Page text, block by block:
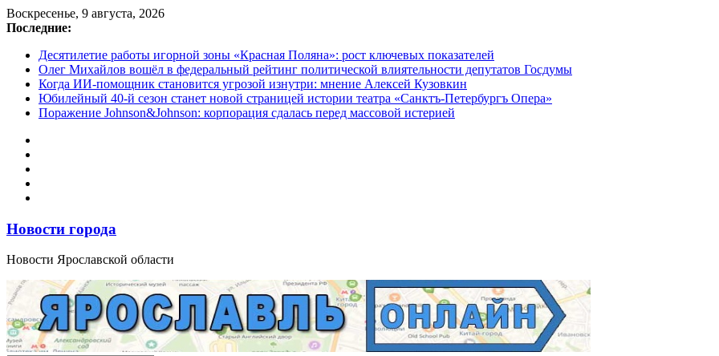
Перейти
к
Воскресенье, 9 августа, 2026
Последние:
Десятилетие работы игорной зоны «Красная Поляна»: рост ключевых показателей
Олег Михайлов вошёл в федеральный рейтинг политической влиятельности депутатов Госдумы
Когда ИИ-помощник становится угрозой изнутри: мнение Алексей Кузовкин
Юбилейный 40-й сезон станет новой страницей истории театра «Санктъ-Петербургъ Опера»
Поражение Johnson&Johnson: корпорация сдалась перед массовой истерией
Новости города
Новости Ярославской области